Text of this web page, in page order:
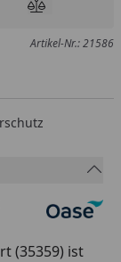
Produkt
Artikel-Nr.: 21586
(35359) ist